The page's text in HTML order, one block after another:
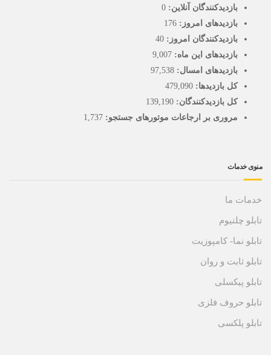
بازدیدکنندگان آنلاین: 0
بازدیدهای امروز: 176
بازدیدکنندگان امروز: 40
بازدیدهای این ماه: 9,007
بازدیدهای امسال: 97,538
کل بازدیدها: 479,090
کل بازدیدکنند‌گان: 139,190
مروری بر ارجاعات موتورهای جستجو: 1,737
منوی خدمات
خدمات ما
تابلو چلنیوم
تابلو نما- کامپوزیت
تابلو ثابت و روان
تابلو پیکسلی
تابلو حروف فلزی
تابلو پلکسی